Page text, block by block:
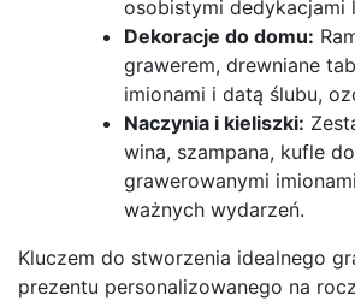
osobistymi dedykacjami
Dekoracje do domu:
grawerem, drewniane
imionami i datą ślubu,
Naczynia i kieliszki:
wina, szampana, kufle
grawerowanymi
ważnych wydarzeń.
Kluczem do stworzenia idealnego
prezentu personalizowanego na